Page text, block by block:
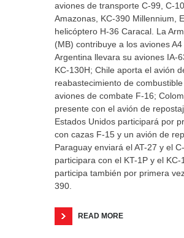
aviones de transporte C-99, C-
Amazonas, KC-390 Millennium,
helicóptero H-36 Caracal. La
(MB) contribuye a los aviones A4
Argentina llevara su aviones IA-
KC-130H; Chile aporta el avión
reabastecimiento de combustible
aviones de combate F-16;
presente con el avión de
Estados Unidos participará por
con cazas F-15 y un avión de
Paraguay enviará el AT-27 y el
participara con el KT-1P y el KC-
participa también por primera
390.
READ MORE